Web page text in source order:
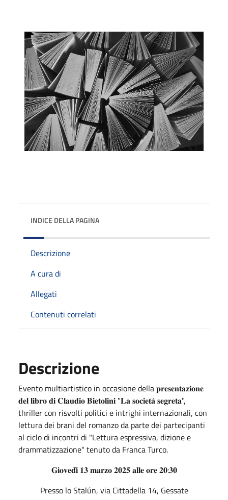
INDICE DELLA PAGINA
Descrizione
A cura di
Allegati
Contenuti correlati
Descrizione
Evento multiartistico in occasione della 𝐩𝐫𝐞𝐬𝐞𝐧𝐭𝐚𝐳𝐢𝐨𝐧𝐞
𝐝𝐞𝐥 𝐥𝐢𝐛𝐫𝐨 𝐝𝐢 𝐂𝐥𝐚𝐮𝐝𝐢𝐨 𝐁𝐢𝐞𝐭𝐨𝐥𝐢𝐧𝐢 "𝐋𝐚 𝐬𝐨𝐜𝐢𝐞𝐭𝐚̀ 𝐬𝐞𝐠𝐫𝐞𝐭𝐚",
thriller con risvolti politici e intrighi internazionali, con
lettura dei brani del romanzo da parte dei partecipanti
al ciclo di incontri di "Lettura espressiva, dizione e
drammatizzazione" tenuto da Franca Turco.
𝐆𝐢𝐨𝐯𝐞𝐝𝐢̀ 𝟏𝟑 𝐦𝐚𝐫𝐳𝐨 𝟐𝟎𝟐𝟓 𝐚𝐥𝐥𝐞 𝐨𝐫𝐞 𝟐𝟎:𝟑𝟎
Presso lo Stalún, via Cittadella 14, Gessate